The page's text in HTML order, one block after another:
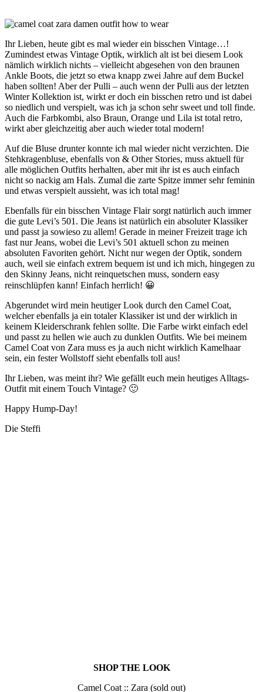
Ihr Lieben, heute gibt es mal wieder ein bisschen Vintage…!
Zumindest etwas Vintage Optik, wirklich alt ist bei diesem Look
nämlich wirklich nichts – vielleicht abgesehen von den braunen
Ankle Boots, die jetzt so etwa knapp zwei Jahre auf dem Buckel
haben sollten! Aber der Pulli – auch wenn der Pulli aus der letzten
Winter Kollektion ist, wirkt er doch ein bisschen retro und ist dabei
so niedlich und verspielt, was ich ja schon sehr sweet und toll finde.
Auch die Farbkombi, also Braun, Orange und Lila ist total retro,
wirkt aber gleichzeitig aber auch wieder total modern!
Auf die Bluse drunter konnte ich mal wieder nicht verzichten. Die
Stehkragenbluse, ebenfalls von & Other Stories, muss aktuell für
alle möglichen Outfits herhalten, aber mit ihr ist es auch einfach
nicht so nackig am Hals. Zumal die zarte Spitze immer sehr feminin
und etwas verspielt aussieht, was ich total mag!
Ebenfalls für ein bisschen Vintage Flair sorgt natürlich auch immer
die gute Levi’s 501. Die Jeans ist natürlich ein absoluter Klassiker
und passt ja sowieso zu allem! Gerade in meiner Freizeit trage ich
fast nur Jeans, wobei die Levi’s 501 aktuell schon zu meinen
absoluten Favoriten gehört. Nicht nur wegen der Optik, sondern
auch, weil sie einfach extrem bequem ist und ich mich, hingegen zu
den Skinny Jeans, nicht reinquetschen muss, sondern easy
reinschlüpfen kann! Einfach herrlich! 😀
Abgerundet wird mein heutiger Look durch den Camel Coat,
welcher ebenfalls ja ein totaler Klassiker ist und der wirklich in
keinem Kleiderschrank fehlen sollte. Die Farbe wirkt einfach edel
und passt zu hellen wie auch zu dunklen Outfits. Wie bei meinem
Camel Coat von Zara muss es ja auch nicht wirklich Kamelhaar
sein, ein fester Wollstoff sieht ebenfalls toll aus!
Ihr Lieben, was meint ihr? Wie gefällt euch mein heutiges Alltags-
Outfit mit einem Touch Vintage? 🙂
Happy Hump-Day!
Die Steffi
SHOP THE LOOK
Camel Coat :: Zara (sold out)